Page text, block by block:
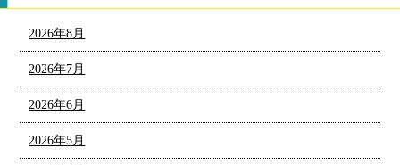
2026年8月
2026年7月
2026年6月
2026年5月